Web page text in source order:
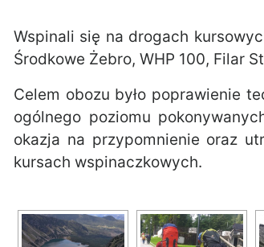
Wspinali się na drogach
Środkowe Żebro, WHP 100, Filar
Celem obozu było poprawienie
ogólnego poziomu
okazja na przypomnienie oraz
kursach wspinaczkowych.